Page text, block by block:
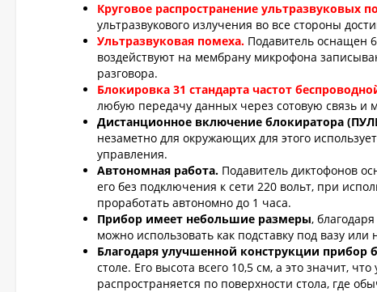
Круговое распространение ультразвуковых
ультразвукового излучения во все стороны
Ультразвуковая помеха. Подавитель оснащен
воздействуют на мембрану микрофона
разговора.
Блокировка 31 стандарта частот
любую передачу данных через сотовую связь и
Дистанционное включение блокиратора
незаметно для окружающих для этого
управления.
Автономная работа. Подавитель диктофонов
его без подключения к сети 220 вольт, при
проработать автономно до 1 часа.
Прибор имеет небольшие размеры,
можно использовать как подставку под вазу или
Благодаря улучшенной конструкции прибор
столе. Его высота всего 10,5 см, а это значит,
распространяется по поверхности стола, где